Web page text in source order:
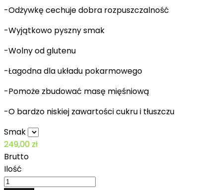
-Odżywkę cechuje dobra rozpuszczalność
-Wyjątkowo pyszny smak
-Wolny od glutenu
-Łagodna dla układu pokarmowego
-Pomoże zbudować masę mięśniową
-O bardzo niskiej zawartości cukru i tłuszczu
Smak
249,00 zł
Brutto
Ilość